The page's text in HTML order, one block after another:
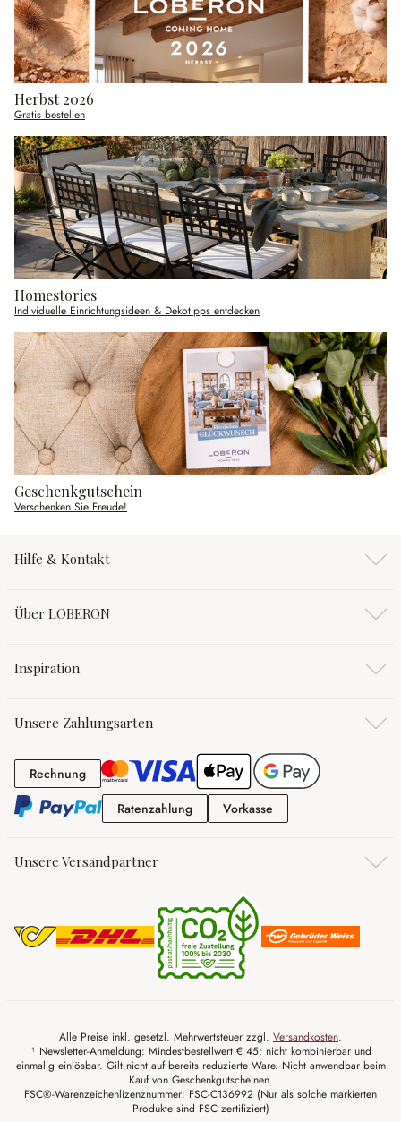
Herbst 2026
Gratis bestellen
Homestories
Individuelle Einrichtungsideen & Dekotipps entdecken
Geschenkgutschein
Verschenken Sie Freude!
Hilfe & Kontakt
Über LOBERON
Inspiration
Unsere Zahlungsarten
RechnungRechnung
RatenzahlungRatenzahlung
Vorkasse
Unsere Versandpartner
Alle Preise inkl. gesetzl. Mehrwertsteuer zzgl. Versandkosten.
¹ Newsletter-Anmeldung: Mindestbestellwert € 45; nicht kombinierbar und
einmalig einlösbar. Gilt nicht auf bereits reduzierte Ware. Nicht anwendbar beim
Kauf von Geschenkgutscheinen.
FSC®-Warenzeichenlizenznummer: FSC-C136992 (Nur als solche markierten
Produkte sind FSC zertifiziert)